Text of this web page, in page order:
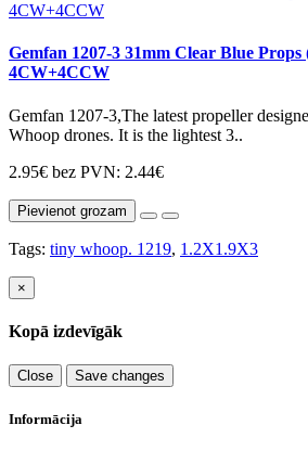
Gemfan 1207-3 31mm Clear Blue Props
4CW+4CCW
Gemfan 1207-3,The latest propeller
Whoop drones. It is the lightest 3..
2.95€ bez PVN: 2.44€
Pievienot grozam
Tags: tiny whoop. 1219, 1.2X1.9X3
×
Kopā izdevīgāk
Close Save changes
Informācija